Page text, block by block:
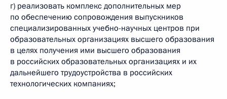
г) реализовать комплекс дополнительных мер
по обеспечению сопровождения выпускников
специализированных учебно-научных центров при
образовательных организациях высшего образования
в целях получения ими высшего образования
в российских образовательных организациях и их
дальнейшего трудоустройства в российских
технологических компаниях;